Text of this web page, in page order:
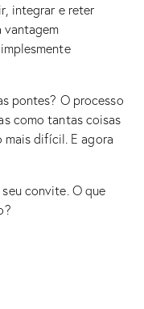
integrar e reter
vantagem
pontes? O processo
como tantas coisas
mais difícil. E agora
convite. O que